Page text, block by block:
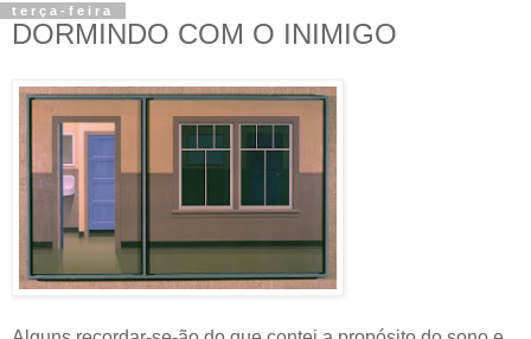
terça-feira
DORMINDO COM O INIMIGO